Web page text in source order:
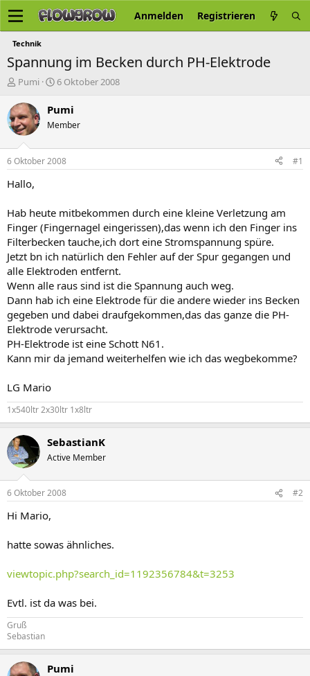
Anmelden Registrieren
Technik
Spannung im Becken durch PH-Elektrode
E
s
t
e
l
e
r
Pumi
E
s
e
l
t
6 Oktober 2008
Pumi
Member
6 Oktober 2008 #1
Hallo,
Hab heute mitbekommen durch eine kleine Verletzung am
Finger (Fingernagel eingerissen),das wenn ich den Finger ins
Filterbecken tauche,ich dort eine Stromspannung spüre.
Jetzt bn ich natürlich den Fehler auf der Spur gegangen und
alle Elektroden entfernt.
Wenn alle raus sind ist die Spannung auch weg.
Dann hab ich eine Elektrode für die andere wieder ins Becken
gegeben und dabei draufgekommen,das das ganze die PH-
Elektrode verursacht.
PH-Elektrode ist eine Schott N61.
Kann mir da jemand weiterhelfen wie ich das wegbekomme?
LG Mario
1x540ltr 2x30ltr 1x8ltr
SebastianK
Active Member
6 Oktober 2008 #2
Hi Mario,
hatte sowas ähnliches.
viewtopic.php?search_id=1192356784&t=3253
Evtl. ist da was bei.
Gruß
Sebastian
Pumi